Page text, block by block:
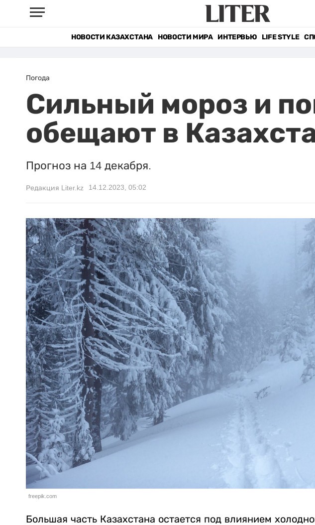
НОВОСТИ КАЗАХСТАНА НОВОСТИ МИРА ИНТЕРВЬЮ LIFE STYLE
Погода
Сильный мороз и
обещают в
Прогноз на 14 декабря.
Редакция Liter.kz 14.12.2023, 05:02
freepik.com
Большая часть Казахстана остается под влиянием